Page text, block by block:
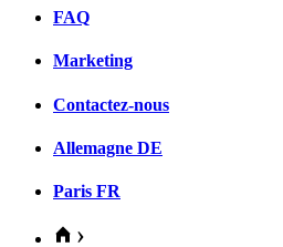
FAQ
Marketing
Contactez-nous
Allemagne DE
Paris FR